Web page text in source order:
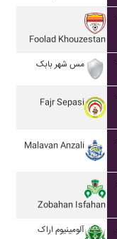
Foolad Khouzestan
مس شهر بابک
Fajr Sepasi
Malavan Anzali
Zobahan Isfahan
آلومينيوم اراک